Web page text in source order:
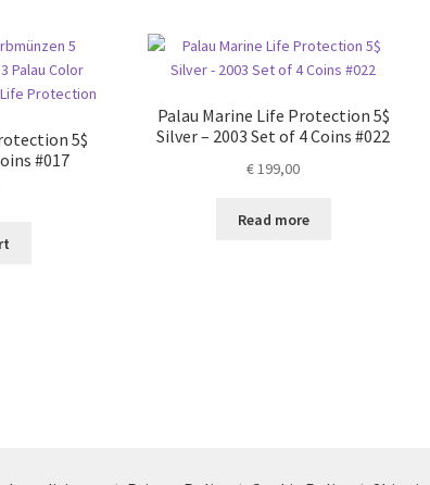
5$
#017
Palau Marine Life Protection 5$
Silver – 2003 Set of 4 Coins #022
€199,00
Read more